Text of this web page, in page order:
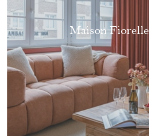
Maison Fiorelle